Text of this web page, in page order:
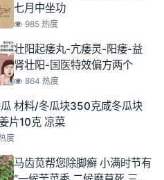
七月中坐功
985 热度
壮阳起痿丸-亢痿灵-阳痿-益
肾壮阳-国医特效偏方两个
864 热度
材料/冬瓜块350克咸冬瓜块
片10克 凉菜
度
马齿苋帮您除脚癣 小满时节有